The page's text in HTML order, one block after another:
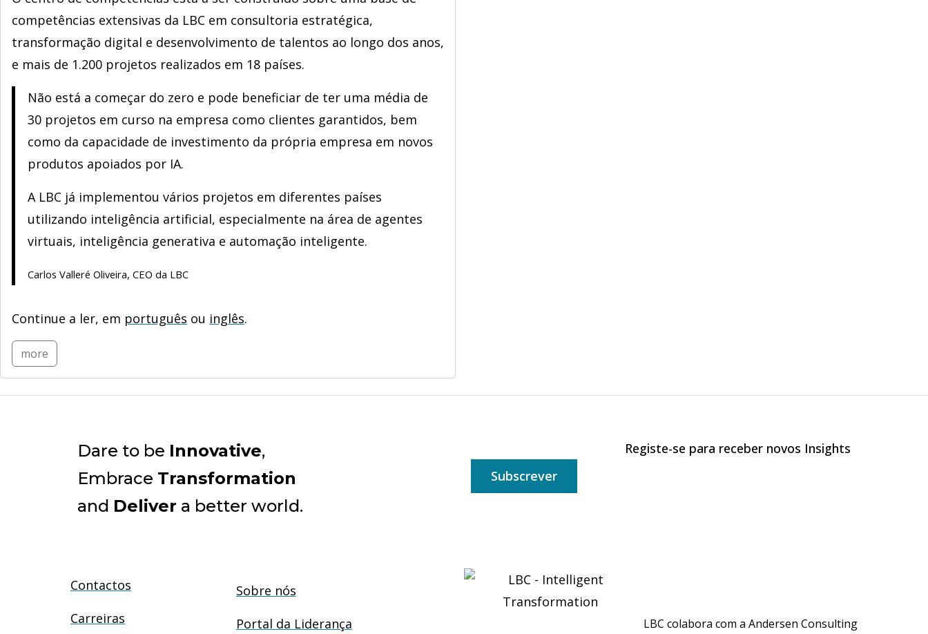
competências extensivas da LBC em consultoria estratégica,
transformação digital e desenvolvimento de talentos ao longo dos anos,
e mais de 1.200 projetos realizados em 18 países.
Não está a começar do zero e pode beneficiar de ter uma média de
30 projetos em curso na empresa como clientes garantidos, bem
como da capacidade de investimento da própria empresa em novos
produtos apoiados por IA.
A LBC já implementou vários projetos em diferentes países
utilizando inteligência artificial, especialmente na área de agentes
virtuais, inteligência generativa e automação inteligente.
Carlos Valleré Oliveira, CEO da LBC
Continue a ler, em português ou inglês.
more
Dare to be Innovative,
Embrace Transformation
and Deliver a better world.
Registe-se para receber novos Insights
Subscrever
Contactos
Carreiras
Sobre nós
Portal da Liderança
LBC colabora com a Andersen Consulting